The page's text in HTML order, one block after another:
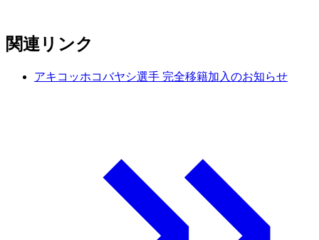
関連リンク
アキコッホコバヤシ選手 完全移籍加入のお知らせ